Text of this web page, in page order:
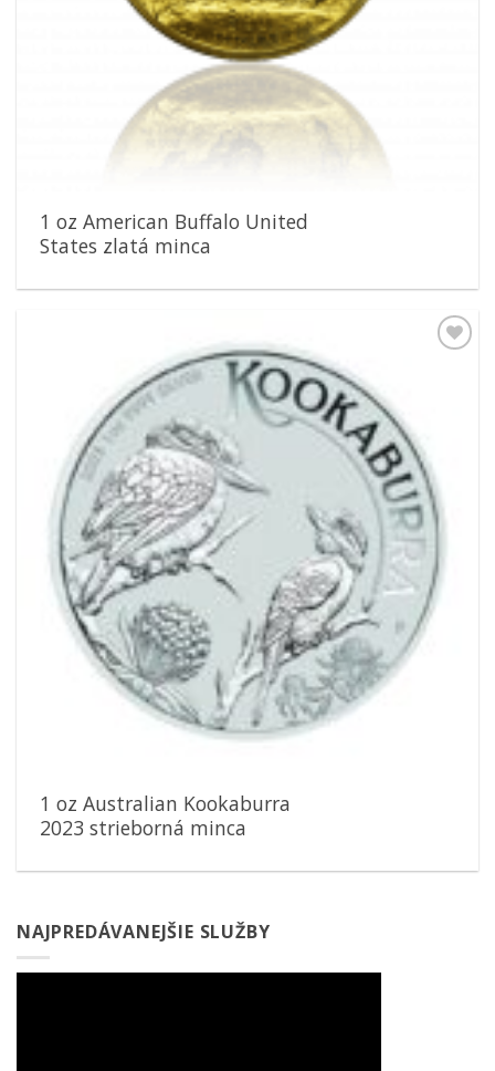
1 oz American Buffalo United
States zlatá minca
1 oz Australian Kookaburra
2023 strieborná minca
NAJPREDÁVANEJŠIE SLUŽBY